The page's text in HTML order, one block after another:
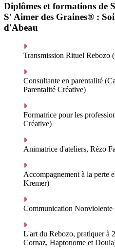
Diplômes et formations de
S' Aimer des Graines® :
d'Abeau
Transmission Rituel Rebozo
Consultante en parentalité
Parentalité Créative)
Formatrice pour les
Créative)
Animatrice d'ateliers, Rézo
Accompagnement à la perte
Kremer)
Communication Nonviolente
L'art du Rebozo, pratiquer à
Cornaz, Haptonome et